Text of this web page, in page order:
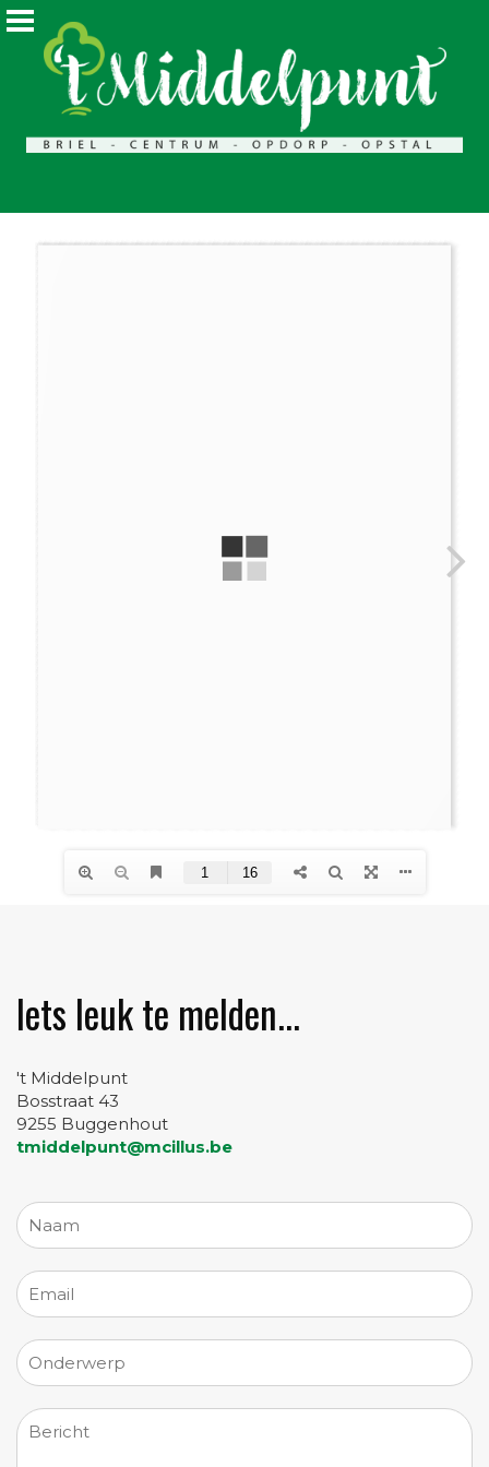
Iets leuk te melden...
't Middelpunt
Bosstraat 43
9255 Buggenhout
tmiddelpunt@mcillus.be